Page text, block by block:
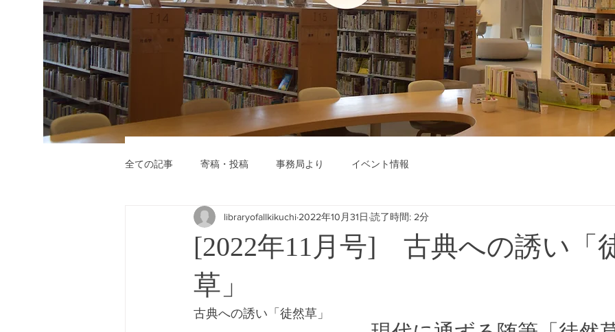
全ての記事 寄稿・投稿 事務局より イベント情報
[2022年11月号] 古典への誘い「
草」
libraryofallkikuchi 2022年10月31日 読了時間: 2分
古典への誘い「徒然草」